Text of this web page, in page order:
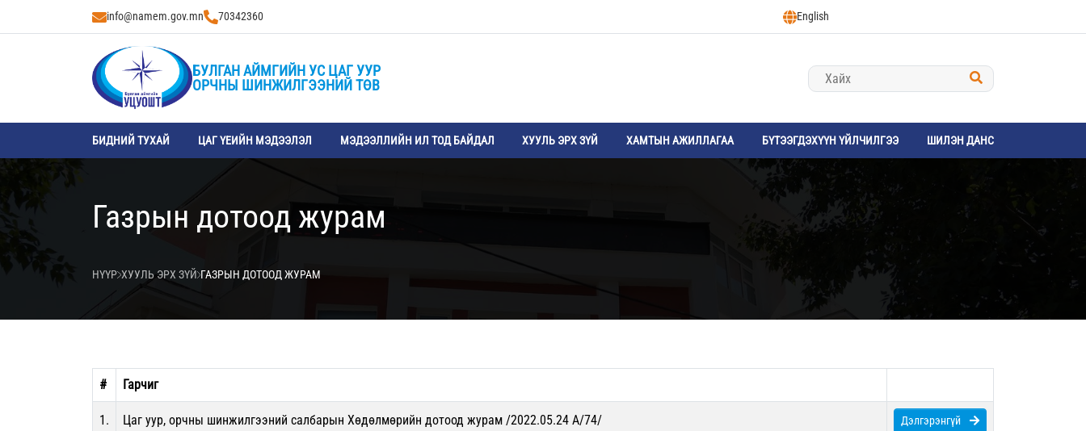
info@namem.gov.mn 70342360 English
БУЛГАН АЙМГИЙН УС ЦАГ УУР
ОРЧНЫ ШИНЖИЛГЭЭНИЙ ТӨВ
БИДНИЙ ТУХАЙ ЦАГ ҮЕИЙН МЭДЭЭЛЭЛ МЭДЭЭЛЛИЙН ИЛ ТОД БАЙДАЛ ХУУЛЬ ЭРХ ЗҮЙ ХАМТЫН АЖИЛЛАГАА БҮТЭЭГДЭХҮҮН ҮЙЛЧИЛГЭЭ ШИЛЭН ДАНС
Газрын дотоод журам
НҮҮР ХУУЛЬ ЭРХ ЗҮЙ ГАЗРЫН ДОТООД ЖУРАМ
# Гарчиг
1. Цаг уур, орчны шинжилгээний салбарын Хөдөлмөрийн дотоод журам /2022.05.24 A/74/ Дэлгэрэнгүй